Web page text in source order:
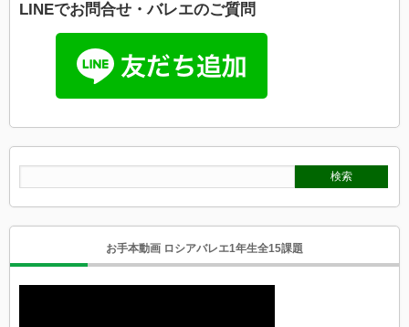
LINEでお問合せ・バレエのご質問
お手本動画 ロシアバレエ1年生全15課題